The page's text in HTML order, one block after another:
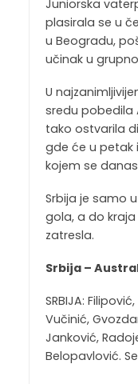
Juniorska
plasirala se u
u Beogradu,
učinak u
U
sredu pobedila
tako ostvarila
gde će u petak
kojem se
Srbija je samo
gola, a do
zatresla.
Srbija –
SRBIJA:
Vučinić,
Janković,
Belopavlović.